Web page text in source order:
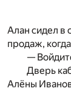
Алан сидел в
продаж,
—
Дверь
Алёны